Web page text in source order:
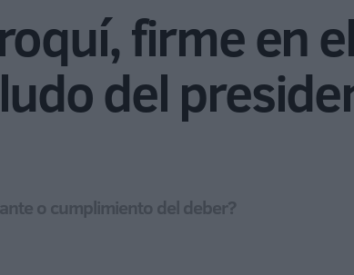
firme en
del
o cumplimiento del deber?